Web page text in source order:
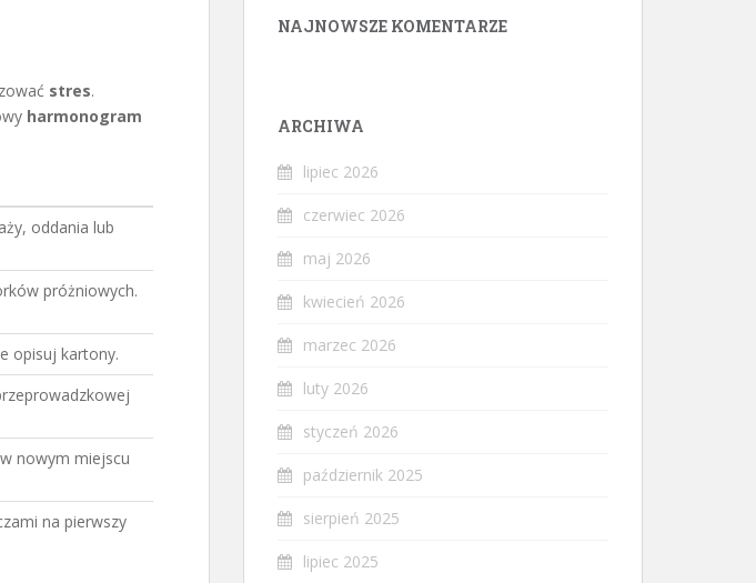
stres.
harmonogram
oddania lub
próżniowych.
opisuj kartony.
nowym miejscu
na pierwszy
NAJNOWSZE KOMENTARZE
ARCHIWA
lipiec 2026
czerwiec 2026
maj 2026
kwiecień 2026
marzec 2026
luty 2026
styczeń 2026
październik 2025
sierpień 2025
lipiec 2025